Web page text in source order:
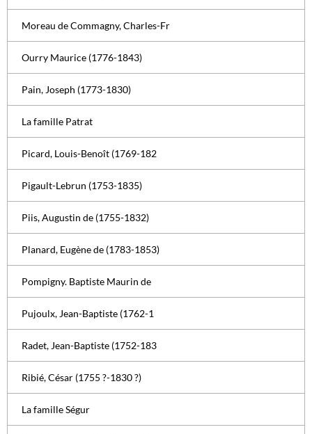
Moreau de Commagny, Charles-Fr
Ourry Maurice (1776-1843)
Pain, Joseph (1773-1830)
La famille Patrat
Picard, Louis-Benoît (1769-182
Pigault-Lebrun (1753-1835)
Piis, Augustin de (1755-1832)
Planard, Eugène de (1783-1853)
Pompigny. Baptiste Maurin de
Pujoulx, Jean-Baptiste (1762-1
Radet, Jean-Baptiste (1752-183
Ribié, César (1755 ?-1830 ?)
La famille Ségur